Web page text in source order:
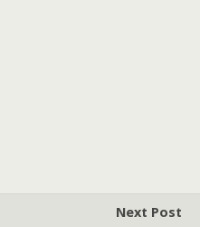
Next Post